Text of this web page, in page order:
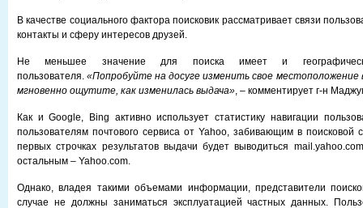
В качестве социального фактора поисковик рассматривает связи
контакты и сферу интересов друзей.
Не меньшее значение для поиска имеет и
пользователя.«Попробуйте на досуге изменить свое местоположение
мгновенно ощутите, как изменилась выдача», – комментирует г-н
Как и Google, Bing активно использует статистику навигации
пользователям почтового сервиса от Yahoo, забивающим в поисковой
первых строчках рeзультатов выдачи будет выводиться
остальным – Yahoo.com.
Однако, владея такими объемами информации, представители
случае не должны заниматься эксплуатацией частных данных.